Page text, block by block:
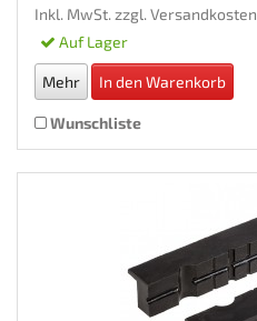
Inkl. MwSt. zzgl. Versandkosten
Auf Lager
Mehr In den Warenkorb
Wunschliste